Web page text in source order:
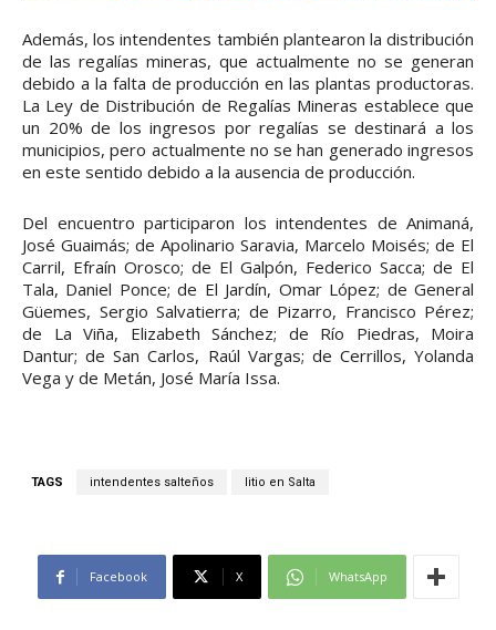
Además, los intendentes también plantearon la distribución
de las regalías mineras, que actualmente no se generan
debido a la falta de producción en las plantas productoras.
La Ley de Distribución de Regalías Mineras establece que
un 20% de los ingresos por regalías se destinará a los
municipios, pero actualmente no se han generado ingresos
en este sentido debido a la ausencia de producción.
Del encuentro participaron los intendentes de Animaná,
José Guaimás; de Apolinario Saravia, Marcelo Moisés; de El
Carril, Efraín Orosco; de El Galpón, Federico Sacca; de El
Tala, Daniel Ponce; de El Jardín, Omar López; de General
Güemes, Sergio Salvatierra; de Pizarro, Francisco Pérez;
de La Viña, Elizabeth Sánchez; de Río Piedras, Moira
Dantur; de San Carlos, Raúl Vargas; de Cerrillos, Yolanda
Vega y de Metán, José María Issa.
TAGS intendentes salteños litio en Salta
Facebook X WhatsApp